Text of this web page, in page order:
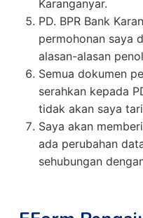
Karanganyar.
PD. BPR Bank
permohonan saya
alasan-alasan
Semua dokumen
serahkan kepada
tidak akan saya
Saya akan
ada perubahan
sehubungan